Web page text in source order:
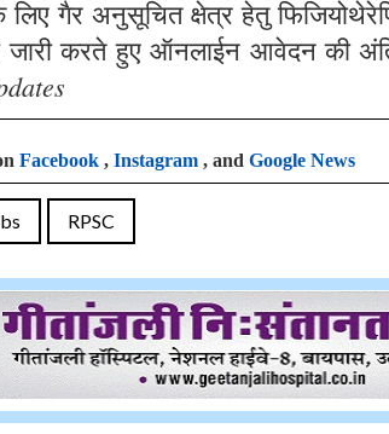
गैर अनुसूचित क्षेत्र हेतु
करते हुए ऑनलाईन आवेदन की
Facebook , Instagram , and Google News
RPSC